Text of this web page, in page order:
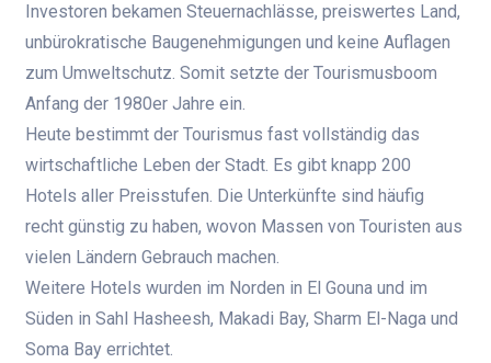
Investoren bekamen Steuernachlässe, preiswertes Land,
unbürokratische Baugenehmigungen und keine Auflagen
zum Umweltschutz. Somit setzte der Tourismusboom
Anfang der 1980er Jahre ein.
Heute bestimmt der Tourismus fast vollständig das
wirtschaftliche Leben der Stadt. Es gibt knapp 200
Hotels aller Preisstufen. Die Unterkünfte sind häufig
recht günstig zu haben, wovon Massen von Touristen aus
vielen Ländern Gebrauch machen.
Weitere Hotels wurden im Norden in El Gouna und im
Süden in Sahl Hasheesh, Makadi Bay, Sharm El-Naga und
Soma Bay errichtet.